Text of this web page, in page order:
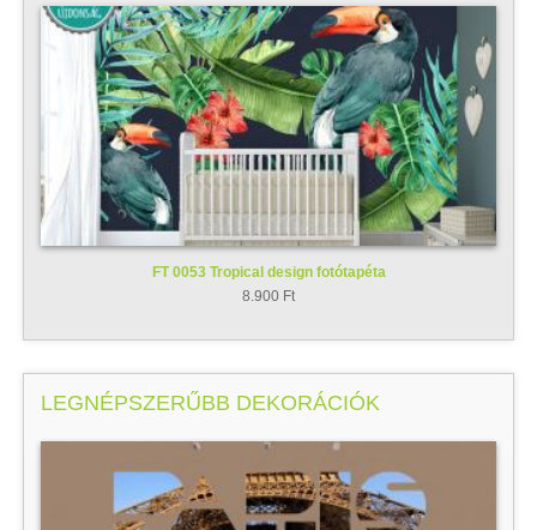
FT 0053 Tropical design fotótapéta
8.900 Ft
LEGNÉPSZERŰBB DEKORÁCIÓK